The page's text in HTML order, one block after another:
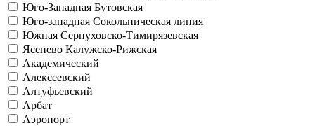
Юго-Западная Бутовская
Юго-западная Сокольническая линия
Южная Серпуховско-Тимирязевская
Ясенево Калужско-Рижская
Академический
Алексеевский
Алтуфьевский
Арбат
Аэропорт